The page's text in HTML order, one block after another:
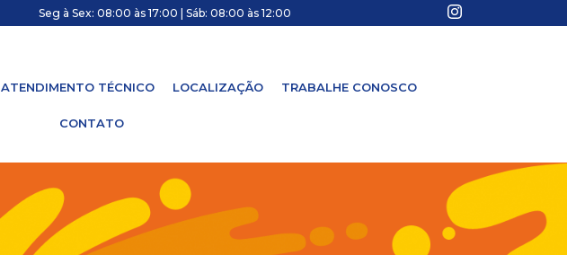
Seg à Sex: 08:00 às 17:00 | Sáb: 08:00 às 12:00
ATENDIMENTO TÉCNICO LOCALIZAÇÃO TRABALHE CONOSCO
CONTATO